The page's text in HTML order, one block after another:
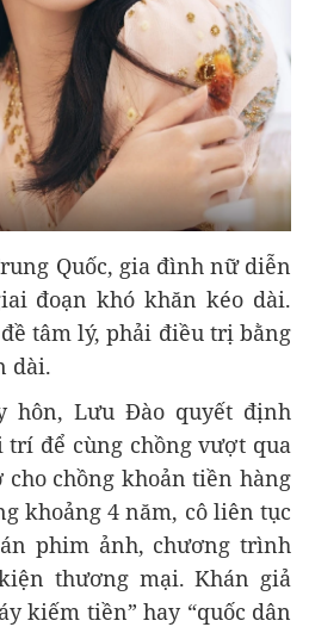
Quốc, gia đình nữ diễn
đoạn khó khăn kéo dài.
tâm lý, phải điều trị bằng
dài.
hôn, Lưu Đào quyết định
để cùng chồng vượt qua
chồng khoản tiền hàng
khoảng 4 năm, cô liên tục
phim ảnh, chương trình
thương mại. Khán giả
kiếm tiền” hay “quốc dân